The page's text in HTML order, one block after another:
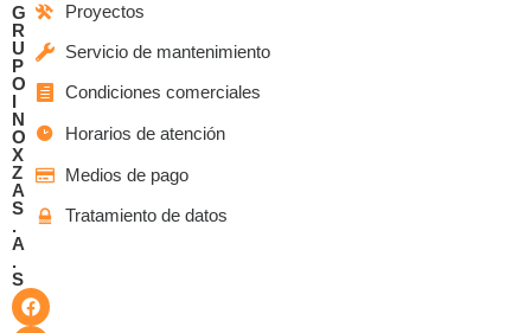
G
R
U
P
O
I
N
O
X
Z
A
S
.
A
.
S
Proyectos
Servicio de mantenimiento
Condiciones comerciales
Horarios de atención
Medios de pago
Tratamiento de datos